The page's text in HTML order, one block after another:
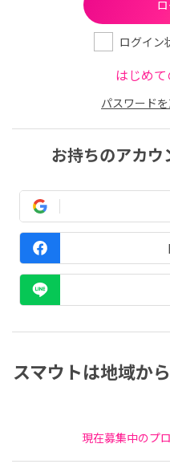
ログイン
はじめ
パスワード
お持ちのアカウ
スマウトは地域か
現在募集中のプ